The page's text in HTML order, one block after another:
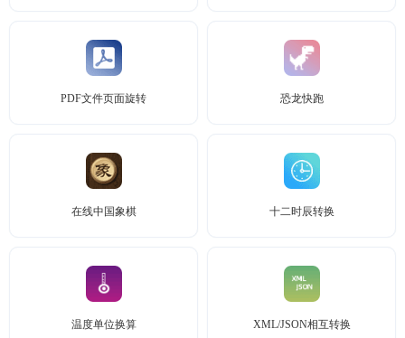
PDF文件页面旋转 恐龙快跑
在线中国象棋 十二时辰转换
温度单位换算 XML/JSON相互转换